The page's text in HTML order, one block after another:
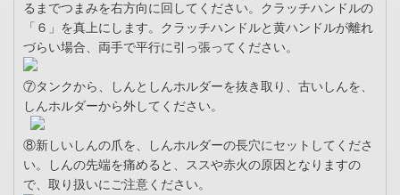
るまでつまみを右方向に回してください。クラッチハンドルの
「６」を真上にします。クラッチハンドルと黄ハンドルが離れ
づらい場合、両手で平行に引っ張ってください。
⑦タンクから、しんとしんホルダーを抜き取り、古いしんを、
しんホルダーから外してください。
⑧新しいしんの爪を、しんホルダーの長穴にセットしてくださ
い。しんの先端を痛めると、ススや赤火の原因となりますの
で、取り扱いにご注意ください。